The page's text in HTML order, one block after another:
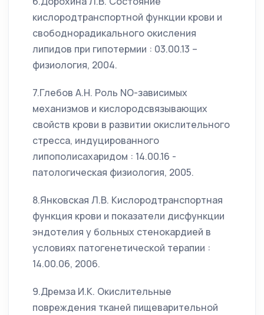
кислородтранспортной функции крови и
свободнорадикального окисления
липидов при гипотермии : 03.00.13 –
физиология, 2004.
7.Глебов А.Н. Роль NO-зависимых
механизмов и кислородсвязывающих
свойств крови в развитии окислительного
стресса, индуцированного
липополисахаридом : 14.00.16 -
патологическая физиология, 2005.
8.Янковская Л.В. Кислородтранспортная
функция крови и показатели дисфункции
эндотелия у больных стенокардией в
условиях патогенетической терапии :
14.00.06, 2006.
9.Дремза И.К. Окислительные
повреждения тканей пищеварительной